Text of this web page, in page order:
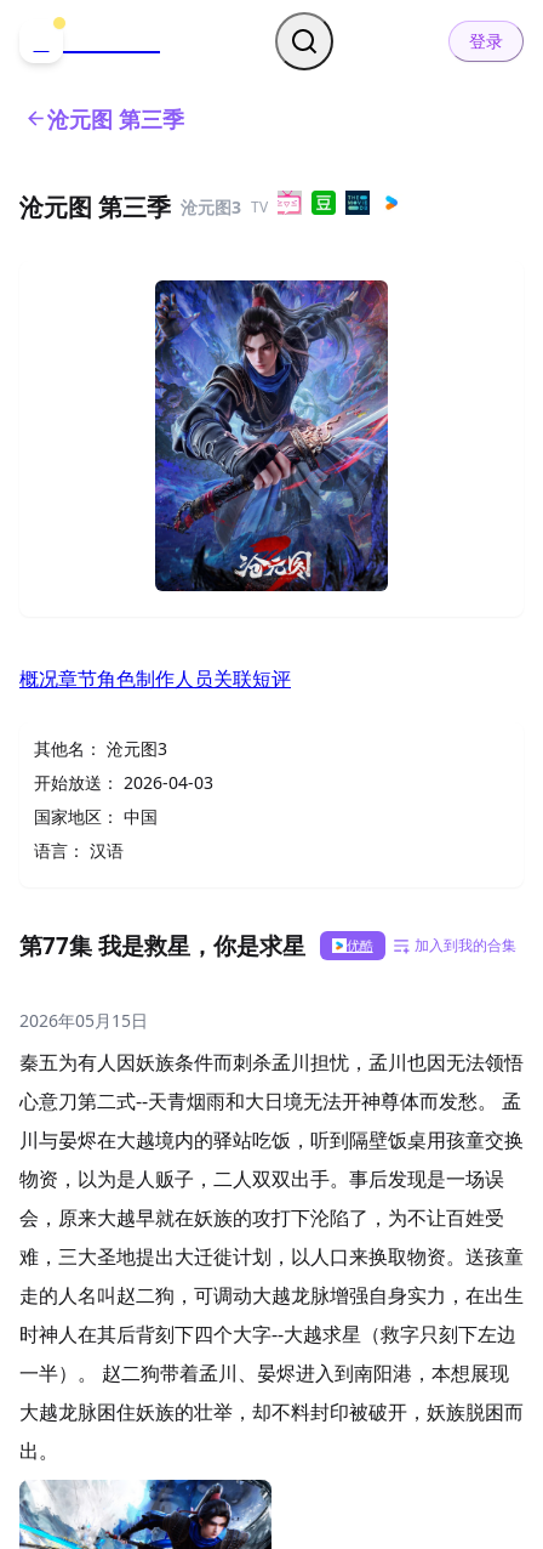
登录
沧元图 第三季
沧元图 第三季 沧元图3 TV
概况章节角色制作人员关联短评
其他名： 沧元图3
开始放送： 2026-04-03
国家地区： 中国
语言： 汉语
第77集 我是救星，你是求星 优酷 加入到我的合集
2026年05月15日
秦五为有人因妖族条件而刺杀孟川担忧，孟川也因无法领悟
心意刀第二式--天青烟雨和大日境无法开神尊体而发愁。 孟
川与晏烬在大越境内的驿站吃饭，听到隔壁饭桌用孩童交换
物资，以为是人贩子，二人双双出手。事后发现是一场误
会，原来大越早就在妖族的攻打下沦陷了，为不让百姓受
难，三大圣地提出大迁徙计划，以人口来换取物资。送孩童
走的人名叫赵二狗，可调动大越龙脉增强自身实力，在出生
时神人在其后背刻下四个大字--大越求星（救字只刻下左边
一半）。 赵二狗带着孟川、晏烬进入到南阳港，本想展现
大越龙脉困住妖族的壮举，却不料封印被破开，妖族脱困而
出。